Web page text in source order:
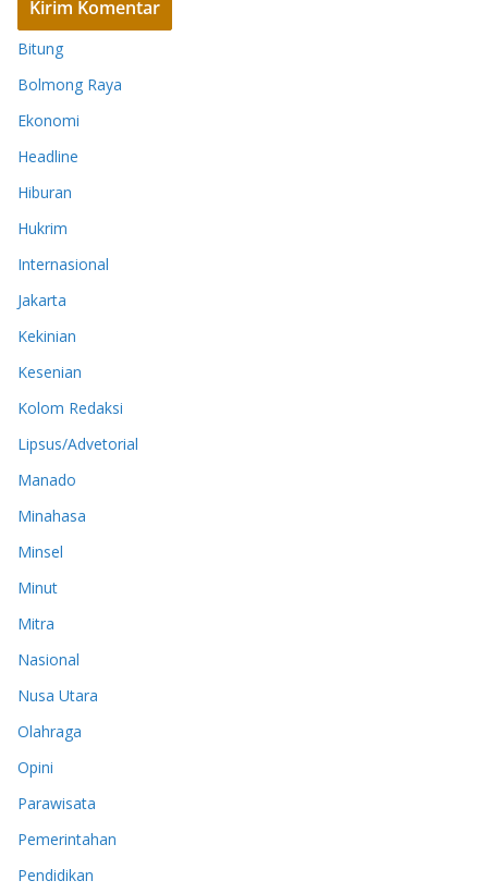
Bitung
Bolmong Raya
Ekonomi
Headline
Hiburan
Hukrim
Internasional
Jakarta
Kekinian
Kesenian
Kolom Redaksi
Lipsus/Advetorial
Manado
Minahasa
Minsel
Minut
Mitra
Nasional
Nusa Utara
Olahraga
Opini
Parawisata
Pemerintahan
Pendidikan